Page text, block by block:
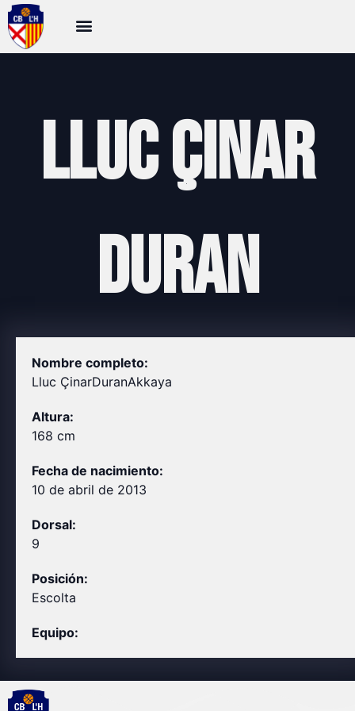
Lluc Çinar
Duran
Nombre completo:
Lluc ÇinarDuranAkkaya
Altura:
168 cm
Fecha de nacimiento:
10 de abril de 2013
Dorsal:
9
Posición:
Escolta
Equipo: